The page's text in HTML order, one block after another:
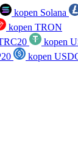
kopen Solana
kopen TRON
kopen
kopen